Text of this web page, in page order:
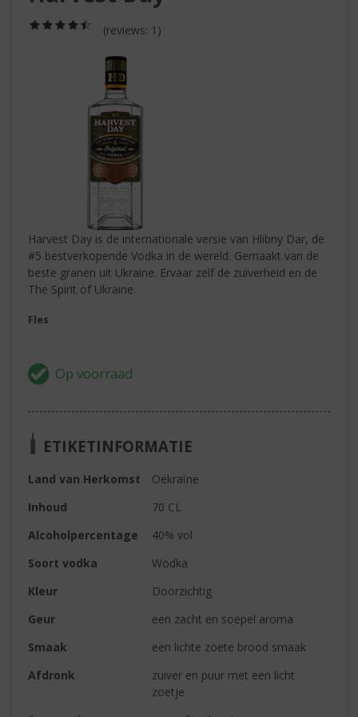
/
(reviews: 1)
Harvest Day is de internationale versie van Hlibny Dar, de
#5 bestverkopende Vodka in de wereld. Gemaakt van de
beste granen uit Ukraine. Ervaar zelf de zuiverheid en de
The Spirit of Ukraine.
Fles
ETIKETINFORMATIE
Land van Herkomst
Oekraïne
Inhoud
70 CL
Alcoholpercentage
40% vol
Soort vodka
Wodka
Kleur
Doorzichtig
Geur
een zacht en soepel aroma
Smaak
een lichte zoete brood smaak
Afdronk
zuiver en puur met een licht
zoetje